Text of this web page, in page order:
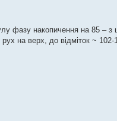
фазу накопичення на 85 –
на верх, до відміток ~